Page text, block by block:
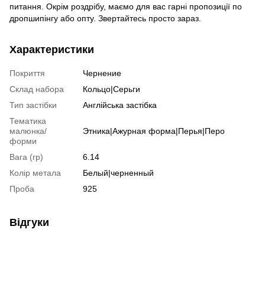
питання. Окрім роздрібу, маємо для вас гарні пропозиції по
дропшипінгу або опту. Звертайтесь просто зараз.
Характеристики
Покриття
Чернение
Склад набора
Кольцо|Серьги
Тип застібки
Англійська застібка
Тематика
малюнка/
форми
Этника|Ажурная форма|Перья|Перо
Вага (гр)
6.14
Колір метала
Белый|черненный
Проба
925
Відгуки